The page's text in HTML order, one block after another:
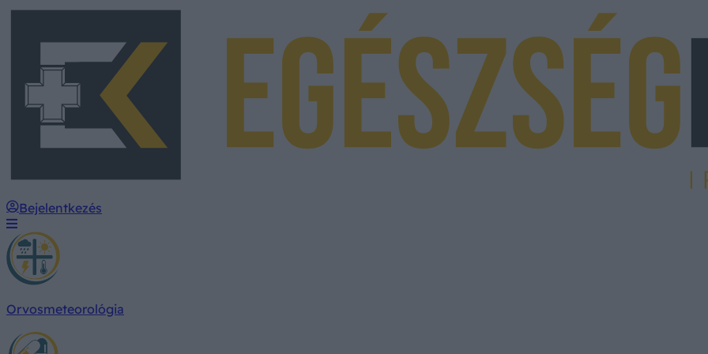
Bejelentkezés
Orvosmeteorológia